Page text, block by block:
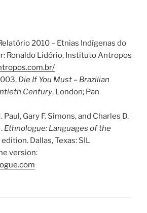
2010 – Etnias Indígenas do
Ronaldo Lidório, Instituto Antropos
Die If You Must – Brazilian
Century, London; Pan
Paul, Gary F. Simons, and Charles D.
Ethnologue: Languages of the
Dallas, Texas: SIL
version: